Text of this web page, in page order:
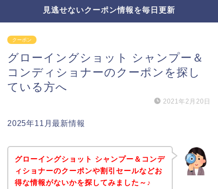
見逃せないクーポン情報を毎日更新
クーポン
グローイングショット シャンプー＆
コンディショナーのクーポンを探し
ている方へ
2021年2月20日
2025年11月最新情報
グローイングショット シャンプー＆コンデ
ィショナーのクーポンや割引セールなどお
得な情報がないかを探してみました～♪